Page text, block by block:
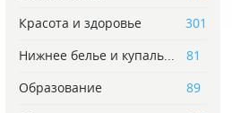
Красота и здоровье
301
Нижнее белье и купаль...
81
Образование
89